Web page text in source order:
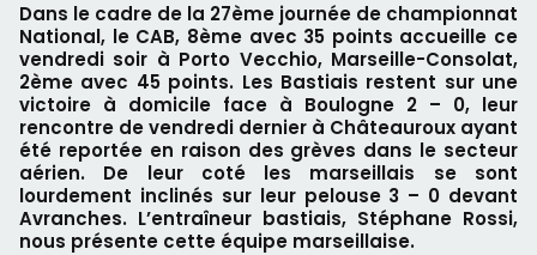
Dans le cadre de la 27ème journée de championnat
National, le CAB, 8ème avec 35 points accueille ce
vendredi soir à Porto Vecchio, Marseille-Consolat,
2ème avec 45 points. Les Bastiais restent sur une
victoire à domicile face à Boulogne 2 – 0, leur
rencontre de vendredi dernier à Châteauroux ayant
été reportée en raison des grèves dans le secteur
aérien. De leur coté les marseillais se sont
lourdement inclinés sur leur pelouse 3 – 0 devant
Avranches. L’entraîneur bastiais, Stéphane Rossi,
nous présente cette équipe marseillaise.